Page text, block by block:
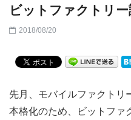
ビットファクトリ
2018/08/20
先月、モバイルファクトリ
本格化のため、ビットファ